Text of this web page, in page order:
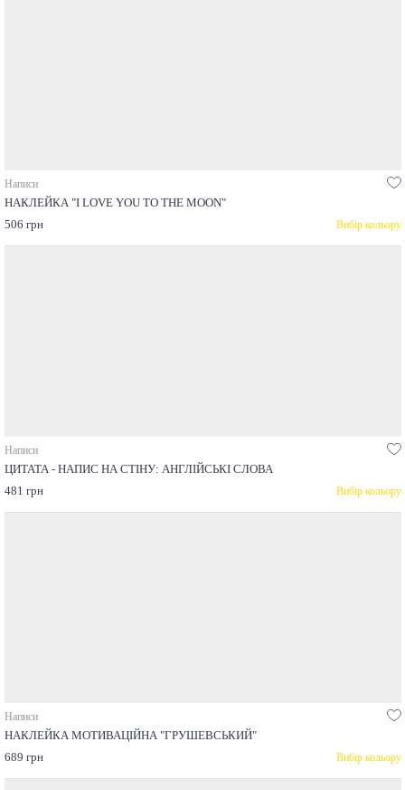
Написи
НАКЛЕЙКА "I LOVE YOU TO THE MOON"
506 грн
Вибір кольору
Написи
ЦИТАТА - НАПИС НА СТІНУ: АНГЛІЙСЬКІ СЛОВА
481 грн
Вибір кольору
Написи
НАКЛЕЙКА МОТИВАЦІЙНА "ГРУШЕВСЬКИЙ"
689 грн
Вибір кольору